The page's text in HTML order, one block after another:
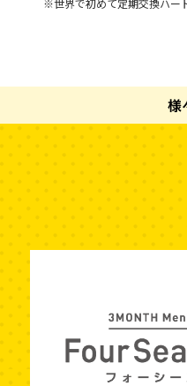
※世界で初めて定期交換ハー